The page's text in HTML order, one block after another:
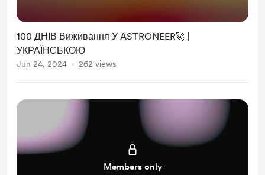
100 ДНІВ Виживання У ASTRONEER🚀 |
УКРАЇНСЬКОЮ
Jun 24, 2024 262 views
Members only